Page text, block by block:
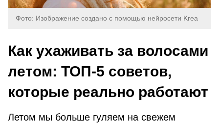
Фото: Изображение создано с помощью нейросети Krea
Как ухаживать за волосами
летом: ТОП-5 советов,
которые реально работают
Летом мы больше гуляем на свежем